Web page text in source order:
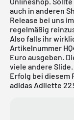
auch in anderen
Release bei uns im
regelmäßig
Also falls ihr
Artikelnummer
Euro ausgeben.
viele andere
Erfolg bei diesem
adidas Adilette 22!